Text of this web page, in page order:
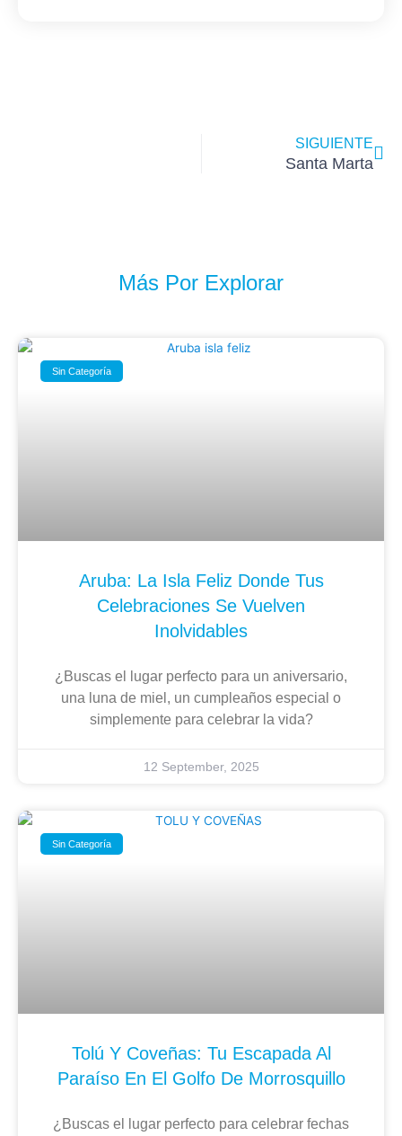
SIGUIENTE
Santa Marta
Más Por Explorar
Sin Categoría
Aruba: La Isla Feliz Donde Tus
Celebraciones Se Vuelven
Inolvidables
¿Buscas el lugar perfecto para un aniversario,
una luna de miel, un cumpleaños especial o
simplemente para celebrar la vida?
12 September, 2025
Sin Categoría
Tolú Y Coveñas: Tu Escapada Al
Paraíso En El Golfo De Morrosquillo
¿Buscas el lugar perfecto para celebrar fechas